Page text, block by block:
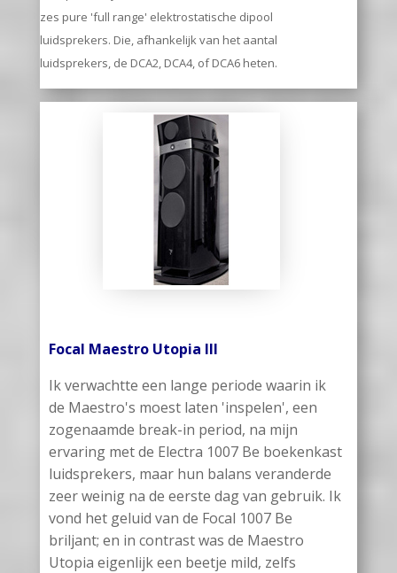
zes pure 'full range' elektrostatische dipool
luidsprekers. Die, afhankelijk van het aantal
luidsprekers, de DCA2, DCA4, of DCA6 heten.
Focal Maestro Utopia III
Ik verwachtte een lange periode waarin ik
de Maestro's moest laten 'inspelen', een
zogenaamde break-in period, na mijn
ervaring met de Electra 1007 Be boekenkast
luidsprekers, maar hun balans veranderde
zeer weinig na de eerste dag van gebruik. Ik
vond het geluid van de Focal 1007 Be
briljant; en in contrast was de Maestro
Utopia eigenlijk een beetje mild, zelfs